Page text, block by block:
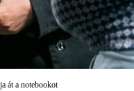
át a notebookot